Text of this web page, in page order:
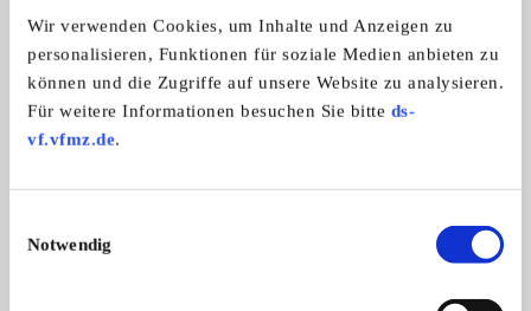
Wir verwenden Cookies, um Inhalte und Anzeigen zu
personalisieren, Funktionen für soziale Medien anbieten zu
können und die Zugriffe auf unsere Website zu analysieren.
Für weitere Informationen besuchen Sie bitte ds-
vf.vfmz.de.
Notwendig
Weitere Anzeigen dieses Anbieters
ALLE ANZEIGEN